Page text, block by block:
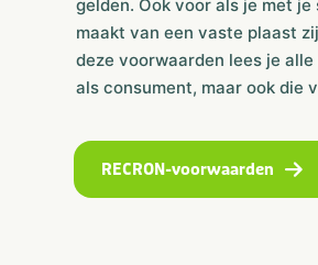
gelden. Ook voor als je met
maakt van een vaste plaast
deze voorwaarden lees je
als consument, maar ook die
RECRON-voorwaarden